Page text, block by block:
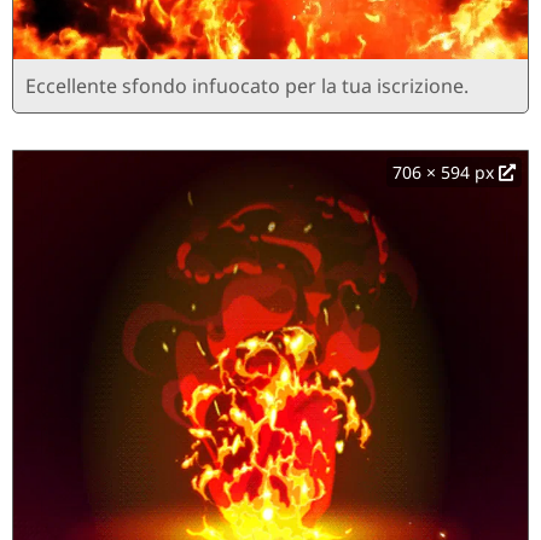
Eccellente sfondo infuocato per la tua iscrizione.
706 × 594 px